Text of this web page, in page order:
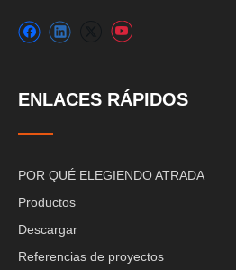
ENLACES RÁPIDOS
POR QUÉ ELEGIENDO ATRADA
Productos
Descargar
Referencias de proyectos